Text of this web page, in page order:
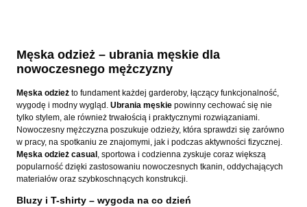
Męska odzież – ubrania męskie dla
nowoczesnego mężczyzny
Męska odzież to fundament każdej garderoby, łączący funkcjonalność,
wygodę i modny wygląd. Ubrania męskie powinny cechować się nie
tylko stylem, ale również trwałością i praktycznymi rozwiązaniami.
Nowoczesny mężczyzna poszukuje odzieży, która sprawdzi się zarówno
w pracy, na spotkaniu ze znajomymi, jak i podczas aktywności fizycznej.
Męska odzież casual , sportowa i codzienna zyskuje coraz większą
popularność dzięki zastosowaniu nowoczesnych tkanin, oddychających
materiałów oraz szybkoschnących konstrukcji.
Bluzy i T-shirty – wygoda na co dzień